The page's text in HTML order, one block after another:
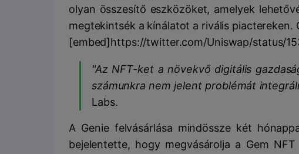
olyan összesítő eszközöket, amelyek
megtekintsék a kínálatot a rivális piactereken.
[embed]https://twitter.com/Uniswap/status/
"Az NFT-ket a növekvő digitális
számunkra nem jelent problémát
Labs.
A Genie felvásárlása mindössze két
bejelentette, hogy megvásárolja a Gem